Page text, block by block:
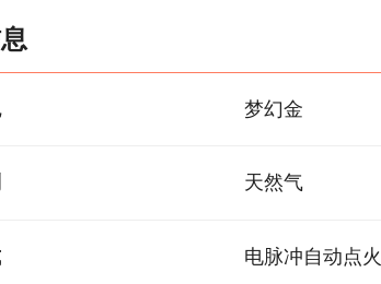
梦幻金
天然气
电脉冲自动点火